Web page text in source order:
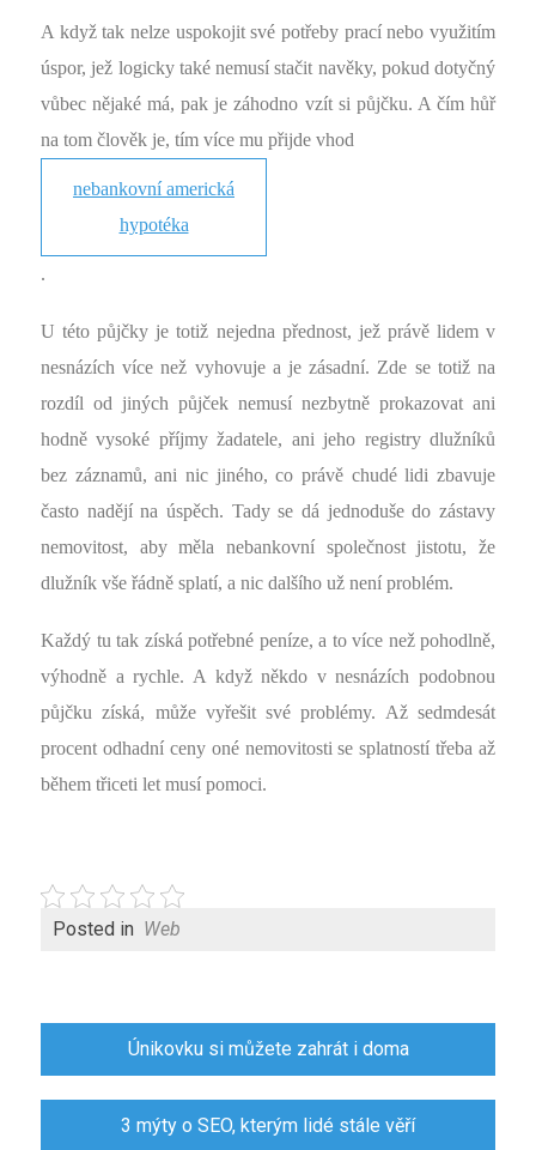
A když tak nelze uspokojit své potřeby prací nebo využitím
úspor, jež logicky také nemusí stačit navěky, pokud dotyčný
vůbec nějaké má, pak je záhodno vzít si půjčku. A čím hůř
na tom člověk je, tím více mu přijde vhod
nebankovní americká
hypotéka
.
U této půjčky je totiž nejedna přednost, jež právě lidem v
nesnázích více než vyhovuje a je zásadní. Zde se totiž na
rozdíl od jiných půjček nemusí nezbytně prokazovat ani
hodně vysoké příjmy žadatele, ani jeho registry dlužníků
bez záznamů, ani nic jiného, co právě chudé lidi zbavuje
často nadějí na úspěch. Tady se dá jednoduše do zástavy
nemovitost, aby měla nebankovní společnost jistotu, že
dlužník vše řádně splatí, a nic dalšího už není problém.
Každý tu tak získá potřebné peníze, a to více než pohodlně,
výhodně a rychle. A když někdo v nesnázích podobnou
půjčku získá, může vyřešit své problémy. Až sedmdesát
procent odhadní ceny oné nemovitosti se splatností třeba až
během třiceti let musí pomoci.
Posted in Web
Únikovku si můžete zahrát i doma
3 mýty o SEO, kterým lidé stále věří